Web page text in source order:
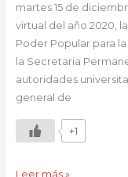
martes 15 de
virtual del año 2020,
Poder Popular para
la Secretaria
autoridades
general de
+1
Leer más »